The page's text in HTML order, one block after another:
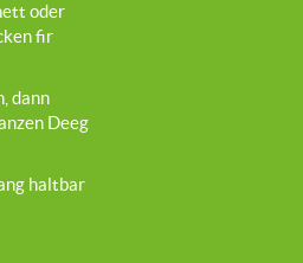
oder
fir
dann
Deeg
haltbar